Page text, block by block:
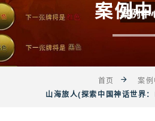
案例
首页
案例
山海旅人(探索中国神话世界